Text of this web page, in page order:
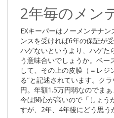
2年毎のメン
EXキーパーはノーメンテナ
ンスを受ければ6年の保証が
ハゲないというより、ハゲた
う意味合いでしょうか。ベ
して、その上の皮膜（＝レジ
る”と記述されています。ク
円。年額1.5万円弱なのでま
今は関心が高いので「しょう
すが、2年、4年後にどう思う